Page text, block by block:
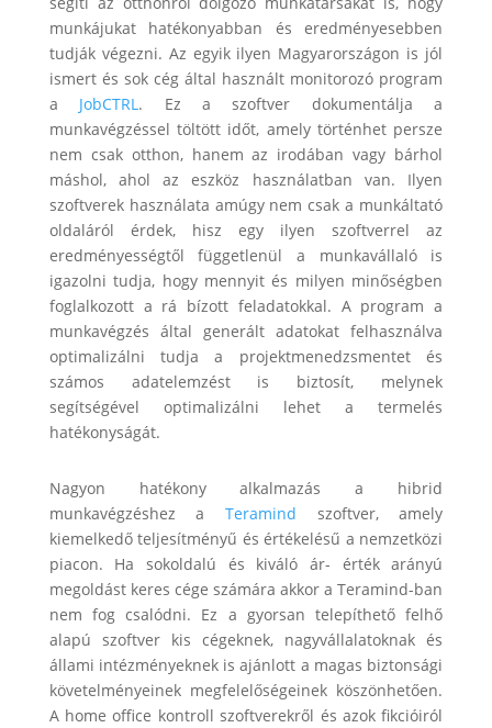
munkájukat hatékonyabban és eredményesebben
tudják végezni. Az egyik ilyen Magyarországon is jól
ismert és sok cég által használt monitorozó program
a JobCTRL. Ez a szoftver dokumentálja a
munkavégzéssel töltött időt, amely történhet persze
nem csak otthon, hanem az irodában vagy bárhol
máshol, ahol az eszköz használatban van. Ilyen
szoftverek használata amúgy nem csak a munkáltató
oldaláról érdek, hisz egy ilyen szoftverrel az
eredményességtől függetlenül a munkavállaló is
igazolni tudja, hogy mennyit és milyen minőségben
foglalkozott a rá bízott feladatokkal. A program a
munkavégzés által generált adatokat felhasználva
optimalizálni tudja a projektmenedzsmentet és
számos adatelemzést is biztosít, melynek
segítségével optimalizálni lehet a termelés
hatékonyságát.
Nagyon hatékony alkalmazás a hibrid
munkavégzéshez a Teramind szoftver, amely
kiemelkedő teljesítményű és értékelésű a nemzetközi
piacon. Ha sokoldalú és kiváló ár- érték arányú
megoldást keres cége számára akkor a Teramind-ban
nem fog csalódni. Ez a gyorsan telepíthető felhő
alapú szoftver kis cégeknek, nagyvállalatoknak és
állami intézményeknek is ajánlott a magas biztonsági
követelményeinek megfelelőségeinek köszönhetően.
A home office kontroll szoftverekről és azok fikcióiról